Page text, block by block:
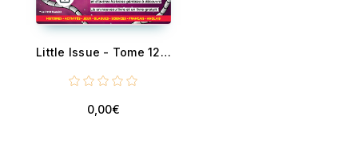
Little Issue - Tome 12 - Les jeunes eprits comptent
0,00€